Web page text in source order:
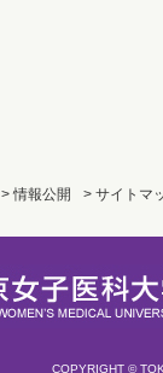
> 情報公開
> サイトマ
COPYRIGHT ©